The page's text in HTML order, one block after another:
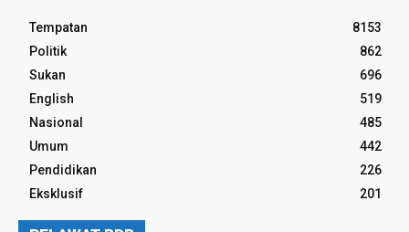
Tempatan
8153
Politik
862
Sukan
696
English
519
Nasional
485
Umum
442
Pendidikan
226
Eksklusif
201